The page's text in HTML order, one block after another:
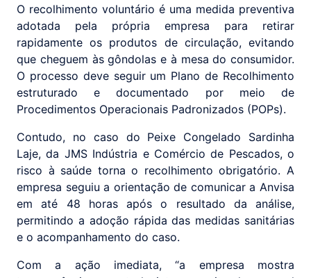
O recolhimento voluntário é uma medida preventiva
adotada pela própria empresa para retirar
rapidamente os produtos de circulação, evitando
que cheguem às gôndolas e à mesa do consumidor.
O processo deve seguir um Plano de Recolhimento
estruturado e documentado por meio de
Procedimentos Operacionais Padronizados (POPs).
Contudo, no caso do Peixe Congelado Sardinha
Laje, da JMS Indústria e Comércio de Pescados, o
risco à saúde torna o recolhimento obrigatório. A
empresa seguiu a orientação de comunicar a Anvisa
em até 48 horas após o resultado da análise,
permitindo a adoção rápida das medidas sanitárias
e o acompanhamento do caso.
Com a ação imediata, “a empresa mostra